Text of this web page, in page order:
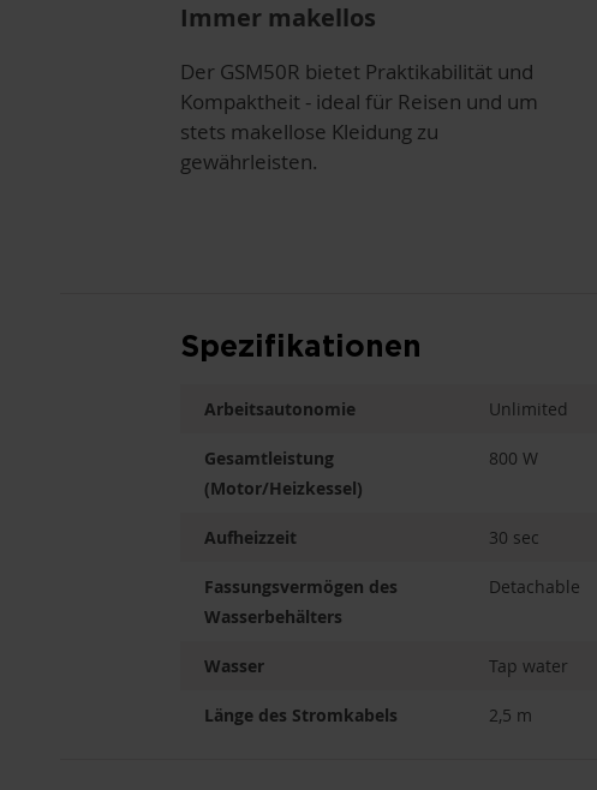
Immer makellos
Der GSM50R bietet Praktikabilität und
Kompaktheit - ideal für Reisen und um
stets makellose Kleidung zu
gewährleisten.
Spezifikationen
Arbeitsautonomie Unlimited
Gesamtleistung
(Motor/Heizkessel)
800 W
Aufheizzeit 30 sec
Fassungsvermögen des
Wasserbehälters
Detachable
Wasser Tap water
Länge des Stromkabels 2,5 m